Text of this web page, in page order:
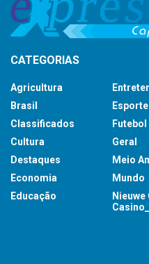
CATEGORIAS
Agricultura
Brasil
Classificados
Cultura
Destaques
Economia
Educação
Esporte
Futebol
Geral
Meio
Mundo
Nieuwe